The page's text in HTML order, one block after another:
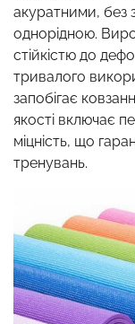
акуратними, без
однорідною.
стійкістю до
тривалого
запобігає
якості включає
міцність, що
тренувань.